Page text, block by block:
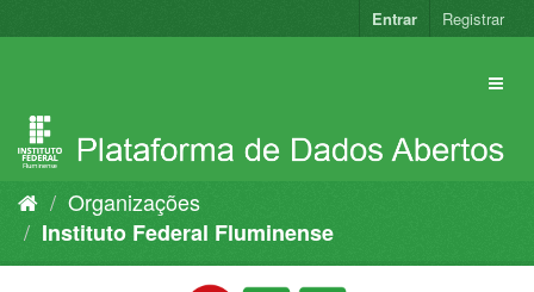
para
Entrar Registrar
Organizações
Instituto Federal Fluminense